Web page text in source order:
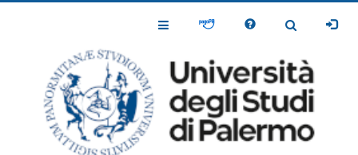
Toggle
Toggle